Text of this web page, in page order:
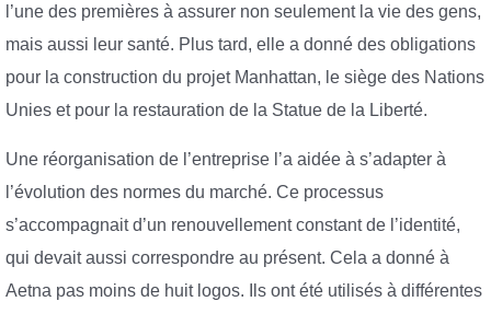
l’une des premières à assurer non seulement la vie des gens,
mais aussi leur santé. Plus tard, elle a donné des obligations
pour la construction du projet Manhattan, le siège des Nations
Unies et pour la restauration de la Statue de la Liberté.
Une réorganisation de l’entreprise l’a aidée à s’adapter à
l’évolution des normes du marché. Ce processus
s’accompagnait d’un renouvellement constant de l’identité,
qui devait aussi correspondre au présent. Cela a donné à
Aetna pas moins de huit logos. Ils ont été utilisés à différentes